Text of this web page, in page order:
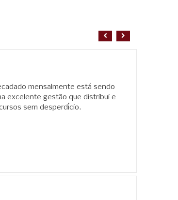
mensalmente está sendo
excelente gestão que distribui e
sem desperdício.